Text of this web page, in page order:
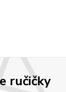
ručičky